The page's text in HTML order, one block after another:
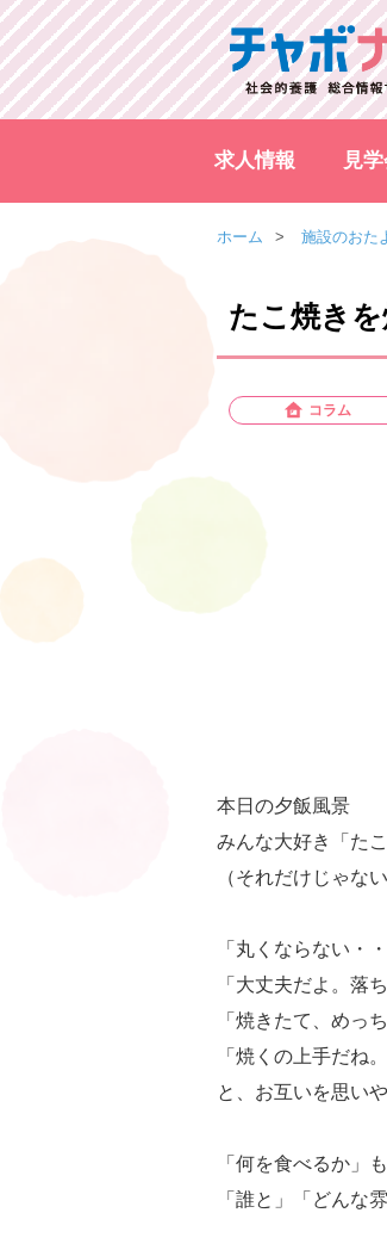
求人情報 見
ホーム 施設のおた
たこ焼き
コラム
本日の夕飯風景
みんな大好き「たこ
（それだけじゃな
「丸くならない・・
「大丈夫だよ。落
「焼きたて、めっ
「焼くの上手だね。
と、お互いを思い
「何を食べるか」
「誰と」「どんな